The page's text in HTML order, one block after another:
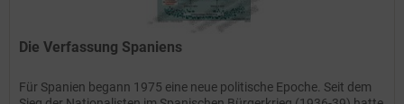
Die Verfassung Spaniens
Für Spanien begann 1975 eine neue politische Epoche. Seit dem